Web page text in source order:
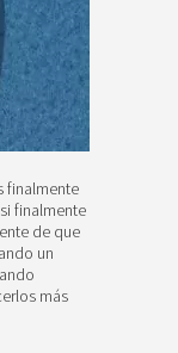
finalmente
finalmente
de que
un
más